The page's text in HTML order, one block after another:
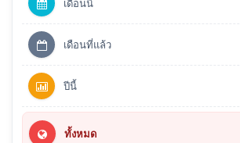
เดือนนี้
เดือนที่แล้ว
ปีนี้
ทั้งหมด